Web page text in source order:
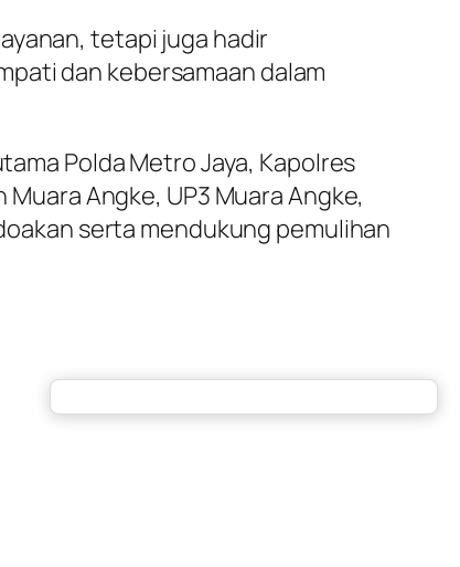
tetapi juga hadir
dan kebersamaan dalam
Polda Metro Jaya, Kapolres
Angke, UP3 Muara Angke,
serta mendukung pemulihan